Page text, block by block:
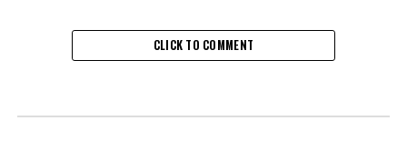
CLICK TO COMMENT